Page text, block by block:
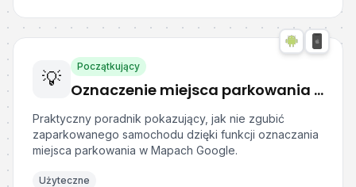
💡
Początkujący
Oznaczenie miejsca parkowania w Google Maps
Praktyczny poradnik pokazujący, jak nie zgubić
zaparkowanego samochodu dzięki funkcji oznaczania
miejsca parkowania w Mapach Google.
Użyteczne